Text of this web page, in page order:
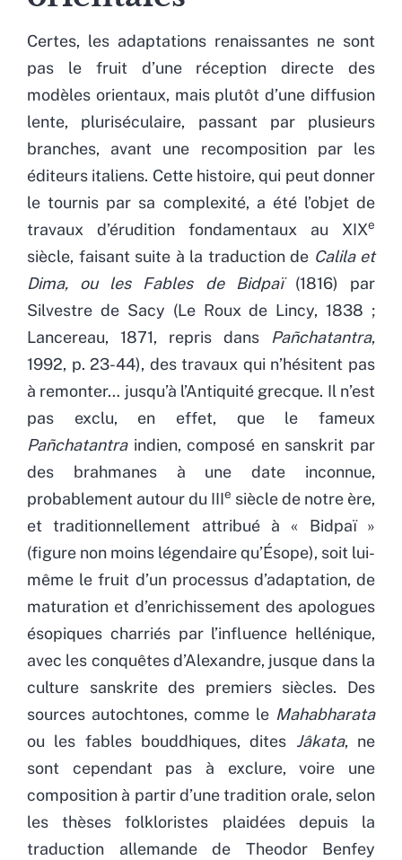
Certes, les adaptations renaissantes ne sont
pas le fruit d’une réception directe des
modèles orientaux, mais plutôt d’une diffusion
lente, pluriséculaire, passant par plusieurs
branches, avant une recomposition par les
éditeurs italiens. Cette histoire, qui peut donner
le tournis par sa complexité, a été l’objet de
travaux d’érudition fondamentaux au XIXe
siècle, faisant suite à la traduction de Calila et
Dima, ou les Fables de Bidpaï (1816) par
Silvestre de Sacy (Le Roux de Lincy, 1838 ;
Lancereau, 1871, repris dans Pañchatantra,
1992, p. 23-44), des travaux qui n’hésitent pas
à remonter… jusqu’à l’Antiquité grecque. Il n’est
pas exclu, en effet, que le fameux
Pañchatantra indien, composé en sanskrit par
des brahmanes à une date inconnue,
probablement autour du IIIe siècle de notre ère,
et traditionnellement attribué à « Bidpaï »
(figure non moins légendaire qu’Ésope), soit lui-
même le fruit d’un processus d’adaptation, de
maturation et d’enrichissement des apologues
ésopiques charriés par l’influence hellénique,
avec les conquêtes d’Alexandre, jusque dans la
culture sanskrite des premiers siècles. Des
sources autochtones, comme le Mahabharata
ou les fables bouddhiques, dites Jâkata, ne
sont cependant pas à exclure, voire une
composition à partir d’une tradition orale, selon
les thèses folkloristes plaidées depuis la
traduction allemande de Theodor Benfey